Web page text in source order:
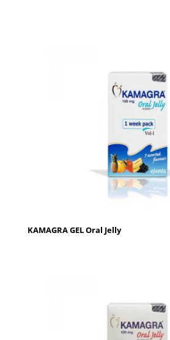
KAMAGRA GEL Oral Jelly